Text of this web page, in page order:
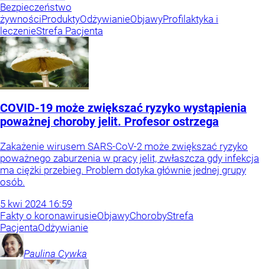
Bezpieczeństwo
żywnościProduktyOdżywianieObjawyProfilaktyka i
leczenieStrefa Pacjenta
COVID-19 może zwiększać ryzyko wystąpienia
poważnej choroby jelit. Profesor ostrzega
Zakażenie wirusem SARS-CoV-2 może zwiększać ryzyko
poważnego zaburzenia w pracy jelit, zwłaszcza gdy infekcja
ma ciężki przebieg. Problem dotyka głównie jednej grupy
osób.
5 kwi 2024 16:59
Fakty o koronawirusieObjawyChorobyStrefa
PacjentaOdżywianie
Paulina Cywka